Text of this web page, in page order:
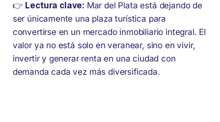
👉 Lectura clave: Mar del Plata está dejando de
ser únicamente una plaza turística para
convertirse en un mercado inmobiliario integral. El
valor ya no está solo en veranear, sino en vivir,
invertir y generar renta en una ciudad con
demanda cada vez más diversificada.